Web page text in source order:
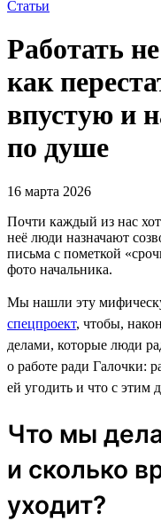
Статьи
Работать
как
впустую и
по душе
16 марта 2026
Почти каждый из нас
неё люди назначают
письма с пометкой
фото начальника.
Мы нашли эту
спецпроект, чтобы,
делами, которые люди
о работе ради Галочки:
ей угодить и что с этим
Что мы
и сколько
уходит?